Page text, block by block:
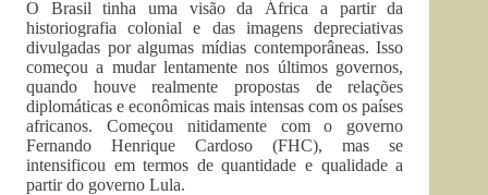
O Brasil tinha uma visão da África a partir da
historiografia colonial e das imagens depreciativas
divulgadas por algumas mídias contemporâneas. Isso
começou a mudar lentamente nos últimos governos,
quando houve realmente propostas de relações
diplomáticas e econômicas mais intensas com os países
africanos. Começou nitidamente com o governo
Fernando Henrique Cardoso (FHC), mas se
intensificou em termos de quantidade e qualidade a
partir do governo Lula.